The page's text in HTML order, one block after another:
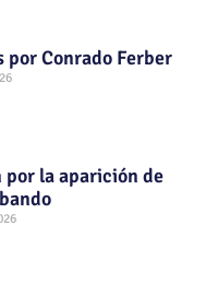
Conrado Ferber
por la aparición de